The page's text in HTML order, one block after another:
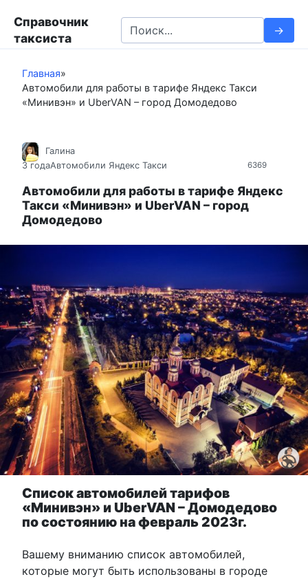
Справочник
таксиста
e
c
h
:
Главная»
Автомобили для работы в тарифе Яндекс Такси
«Минивэн» и UberVAN – город Домодедово
6369
Галина
3 годаАвтомобили Яндекс Такси
Автомобили для работы в тарифе Яндекс
Такси «Минивэн» и UberVAN – город
Домодедово
Список автомобилей тарифов
«Минивэн» и UberVAN – Домодедово
по состоянию на февраль 2023г.
Вашему вниманию список автомобилей,
которые могут быть использованы в городе